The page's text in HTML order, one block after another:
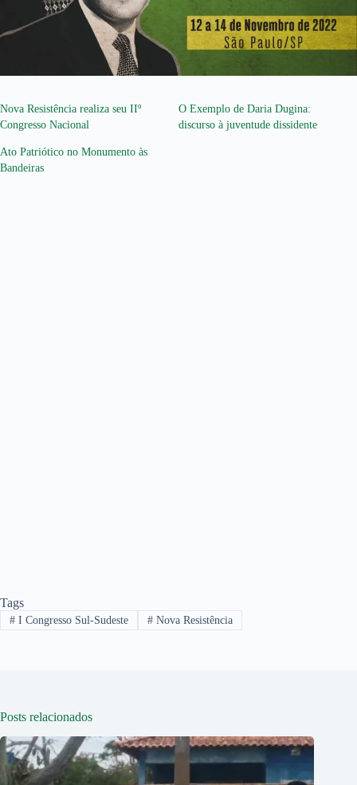
Nova Resistência realiza seu IIº
Congresso Nacional
O Exemplo de Daria Dugina:
discurso à juventude dissidente
Ato Patriótico no Monumento às
Bandeiras
Tags
#I Congresso Sul-Sudeste #Nova Resistência
Posts relacionados